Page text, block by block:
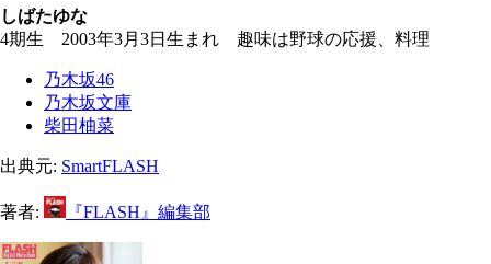
しばたゆな
4期生 2003年3月3日生まれ 趣味は野球の応援、料理
乃木坂46
乃木坂文庫
柴田柚菜
出典元: SmartFLASH
著者: 『FLASH』編集部